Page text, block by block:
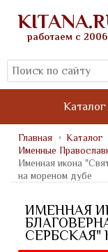
работаем с 2006
Каталог
Главная Каталог
Именные
Именная икона
на мореном дубе
ИМЕННАЯ